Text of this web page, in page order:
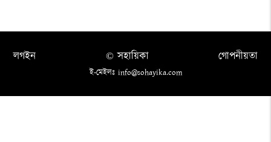
লগইন গোপনীয়তা
© সহায়িকা
ই-মেইলঃ info@sohayika.com